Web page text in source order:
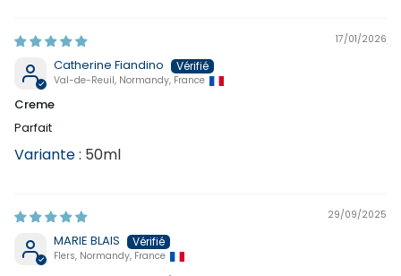
17/01/2026
Catherine Fiandino
Val-de-Reuil, Normandy, France
Creme
Parfait
50ml
29/09/2025
MARIE BLAIS
Flers, Normandy, France